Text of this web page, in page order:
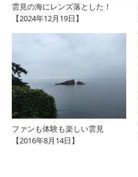
雲見の海にレンズ落とした！
【2024年12月19日】
ファンも体験も楽しい雲見
【2016年8月14日】